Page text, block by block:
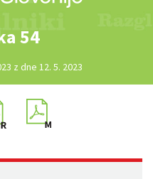
54
z dne 12. 5. 2023